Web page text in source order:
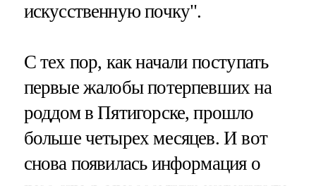
искусственную почку".
С тех пор, как начали поступать
первые жалобы потерпевших на
роддом в Пятигорске, прошло
больше четырех месяцев. И вот
снова появилась информация о